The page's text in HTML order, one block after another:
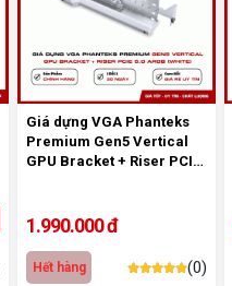
Giá dựng VGA Phanteks
Premium Gen5 Vertical
GPU Bracket + Riser PCIe
1.990.000 đ
Hết hàng (0)